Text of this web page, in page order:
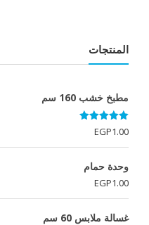
المنتجات
مطبخ خشب 160 سم
تم التقييم
5.00
من 5
EGP1.00
وحدة حمام
EGP1.00
غسالة ملابس 60 سم